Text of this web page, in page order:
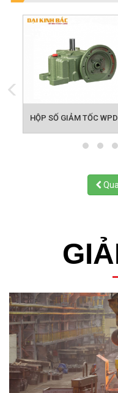
HỘP SỐ GIẢM TỐC